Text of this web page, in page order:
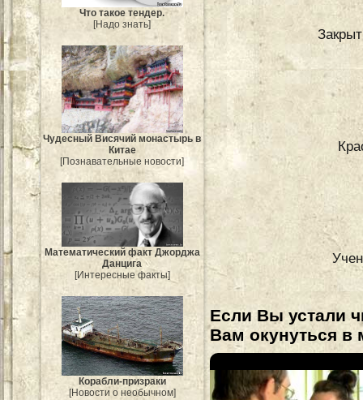
Что такое тендер.
[Надо знать]
Чудесный Висячий монастырь в
Китае
[Познавательные новости]
Mатематический факт Джорджа
Данцига
[Интересные факты]
Корабли-призраки
[Новости о необычном]
Если Вы устали
Вам окунуться в